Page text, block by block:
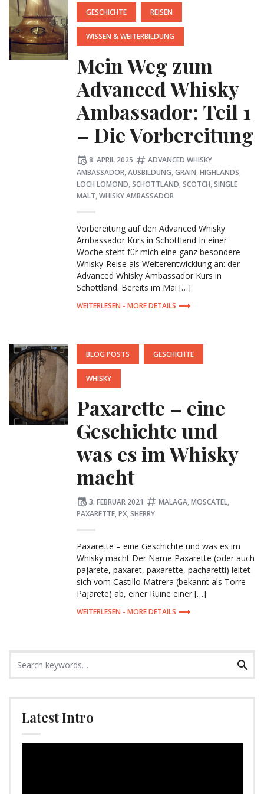
GESCHICHTE REISEN
WISSEN & WEITERBILDUNG
Mein Weg zum
Advanced Whisky
Ambassador: Teil 1
– Die Vorbereitung
Posted
on
8. APRIL 2025 Tagged:
ADVANCED WHISKY
AMBASSADOR, AUSBILDUNG, GRAIN, HIGHLANDS,
LOCH LOMOND, SCHOTTLAND, SCOTCH, SINGLE
MALT, WHISKY AMBASSADOR
Vorbereitung auf den Advanced Whisky
Ambassador Kurs in Schottland In einer
Woche steht für mich eine ganz besondere
Whisky-Reise als Weiterentwicklung an: der
Advanced Whisky Ambassador Kurs in
Schottland. Bereits im Mai […]
MORE DETAILS
POSTED
BLOG POSTS GESCHICHTE
WHISKY
Paxarette – eine
Geschichte und
was es im Whisky
macht
Posted
on
3. FEBRUAR 2021 Tagged:
MALAGA, MOSCATEL,
PAXARETTE, PX, SHERRY
Paxarette – eine Geschichte und was es im
Whisky macht Der Name Paxarette (oder auch
pajarete, paxaret, paxarette, pacharetti) leitet
sich vom Castillo Matrera (bekannt als Torre
Pajarete) ab, einer Ruine einer […]
MORE DETAILS
for:
Search
Latest Intro